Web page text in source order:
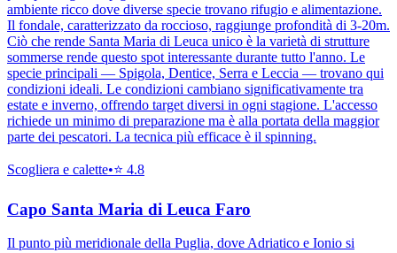
ambiente ricco dove diverse specie trovano rifugio e alimentazione.
Il fondale, caratterizzato da roccioso, raggiunge profondità di 3-20m.
Ciò che rende Santa Maria di Leuca unico è la varietà di strutture
sommerse rende questo spot interessante durante tutto l'anno. Le
specie principali — Spigola, Dentice, Serra e Leccia — trovano qui
condizioni ideali. Le condizioni cambiano significativamente tra
estate e inverno, offrendo target diversi in ogni stagione. L'accesso
richiede un minimo di preparazione ma è alla portata della maggior
parte dei pescatori. La tecnica più efficace è il spinning.
Scogliera e calette•⭐ 4.8
Capo Santa Maria di Leuca Faro
Il punto più meridionale della Puglia, dove Adriatico e Ionio si